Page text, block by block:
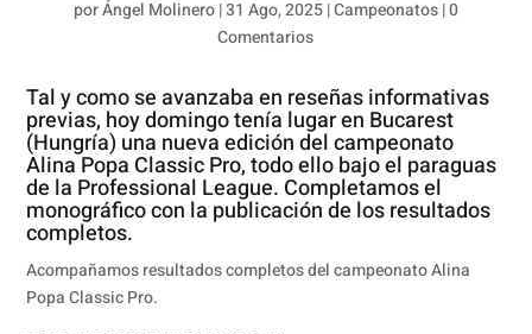
porÁngel Molinero|31 Ago, 2025|Campeonatos|0
Comentarios
Tal y como se avanzaba en reseñas informativas
previas, hoy domingo tenía lugar en Bucarest
(Hungría) una nueva edición del campeonato
Alina Popa Classic Pro, todo ello bajo el paraguas
de la Professional League. Completamos el
monográfico con la publicación de los resultados
completos.
Acompañamos resultados completos del campeonato Alina
Popa Classic Pro.